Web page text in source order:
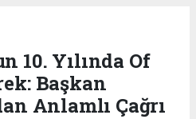
10. Yılında Of
Başkan
Anlamlı Çağrı